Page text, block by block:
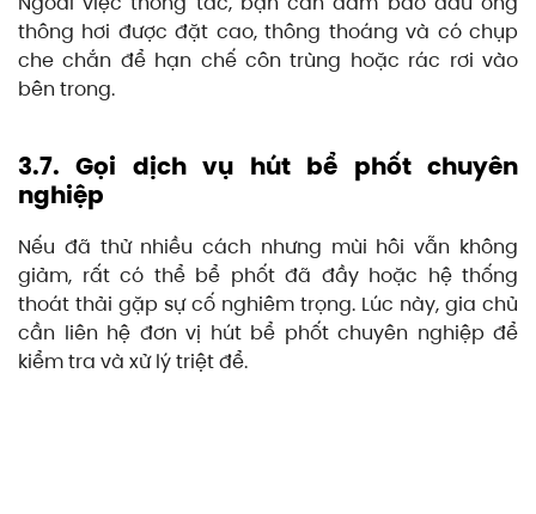
thông hơi được đặt cao, thông thoáng và có chụp
che chắn để hạn chế côn trùng hoặc rác rơi vào
bên trong.
3.7. Gọi dịch vụ hút bể phốt chuyên
nghiệp
Nếu đã thử nhiều cách nhưng mùi hôi vẫn không
giảm, rất có thể bể phốt đã đầy hoặc hệ thống
thoát thải gặp sự cố nghiêm trọng. Lúc này, gia chủ
cần liên hệ đơn vị hút bể phốt chuyên nghiệp để
kiểm tra và xử lý triệt để.